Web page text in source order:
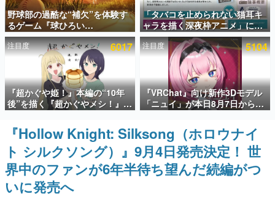
アプリセール情報
インタビュー
連載・特集一覧
殿堂入り記事
SNS拡散数が数千以上！ ページビュー数万以上！ などな
ど。多くの人々に読まれた、電ファミ渾身の“殿堂入り”記
事をまとめました。
ゲームの企画書
名作ゲームクリエイターの方々に製作時のエピソードをお
聞きし、ヒットする企画（ゲーム）とは何か？を探ってい
きます。
この物語を解いてはいけない。『赫本』は、〈試験問題〉
野球部の過酷な“補欠”を体験す
るゲーム『球ひろい
Simulator』が「1件」のウィッ
シュリストをもとにチェコ語に
対応しSNSで話題に。『キング
ダム・カム』開発元やチェコの
プロ野球選手から称賛の声
「タバコを止められない猫耳キ
ャラを描く深夜枠アニメ」に視
聴者の一部から批判意見。違法
薬物の使用と思しき描写も含め
て、BPOが議論を交わす
注目度 6017
『超かぐや姫！』本編の“10年
後”を描く『超かぐやメシ！』
Web連載決定。新たなWebマン
ガレーベル「ビビビコミック」
にて特別話が掲載スタート、あ
のお話には…まだ続きがある！
注目度 5104
『VRChat』向け新作3Dモデル
「ニュイ」が本日8月7日から
BOOTHにて発売。瞳に光る星
わいい
『Hollow Knight: Silksong（ホロウナイ
ト シルクソング）』9月4日発売決定！ 世
界中のファンが6年半待ち望んだ続編がつ
いに発売へ